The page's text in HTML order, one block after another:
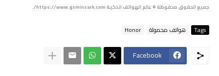
جميع الحقوق محفوظة © عالم الهواتف الذكية https://www.gsminsark.com/.
Tags هواتف محمولة Honor
Facebook